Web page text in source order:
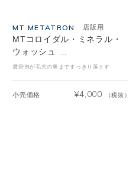
MT METATRON 店販用
MTコロイダル・ミネラル・
ウォッシュ …
濃密泡が毛穴の奥まですっきり落とす
小売価格 ¥4,000 （税抜）